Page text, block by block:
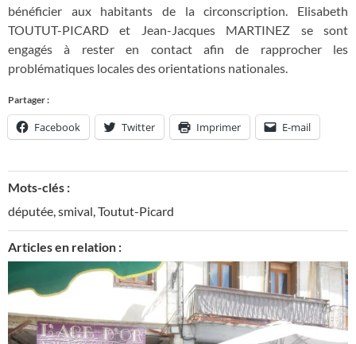
bénéficier aux habitants de la circonscription. Elisabeth
TOUTUT-PICARD et Jean-Jacques MARTINEZ se sont
engagés à rester en contact afin de rapprocher les
problématiques locales des orientations nationales.
Partager :
Facebook Twitter Imprimer E-mail
Mots-clés :
députée,smival,Toutut-Picard
Articles en relation :